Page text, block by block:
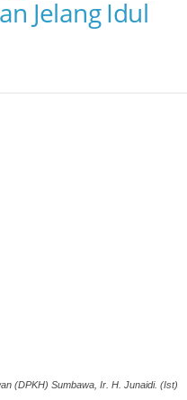
Jelang Idul
(DPKH) Sumbawa, Ir. H. Junaidi. (Ist)